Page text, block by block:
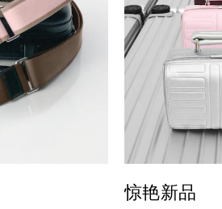
惊艳新品